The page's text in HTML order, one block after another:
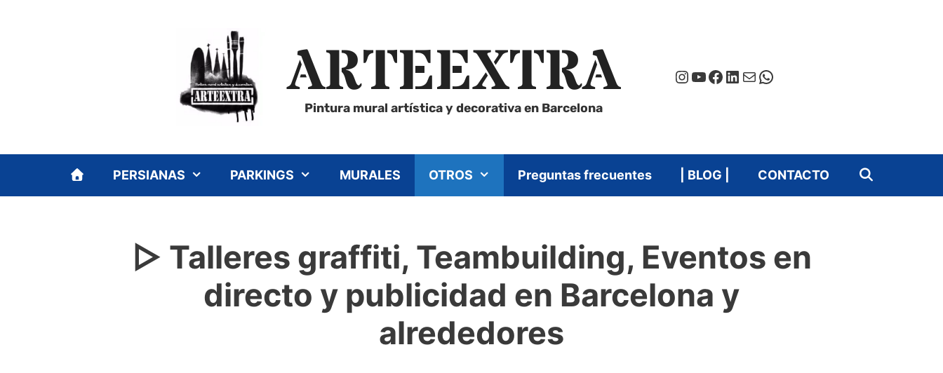
Instagram
YouTube
Facebook
LinkedIn
Correo electrónico
WhatsApp
ARTEEXTRA
Pintura mural artística y decorativa en Barcelona
PERSIANAS PARKINGS MURALES OTROS Preguntas frecuentes | BLOG | CONTACTO
▷ Talleres graffiti, Teambuilding, Eventos en
directo y publicidad en Barcelona y
alrededores